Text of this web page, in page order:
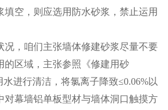
填空，则应选用防水砂浆，禁止运用
况，咱们主张墙体修建砂浆尽量不要
的区域，主张参照《修建用砂
水进行清洁，将氯离子降致≤0.06%以
对幕墙铝单板型材与墙体洞口触摸方